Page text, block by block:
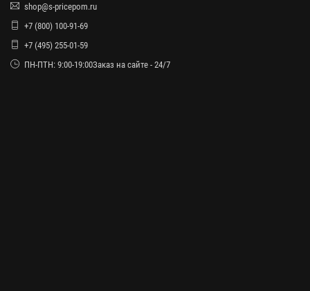
shop@s-pricepom.ru
+7 (800) 100-91-69
+7 (495) 255-01-59
ПН-ПТН: 9:00-19:00Заказ на сайте - 24/7